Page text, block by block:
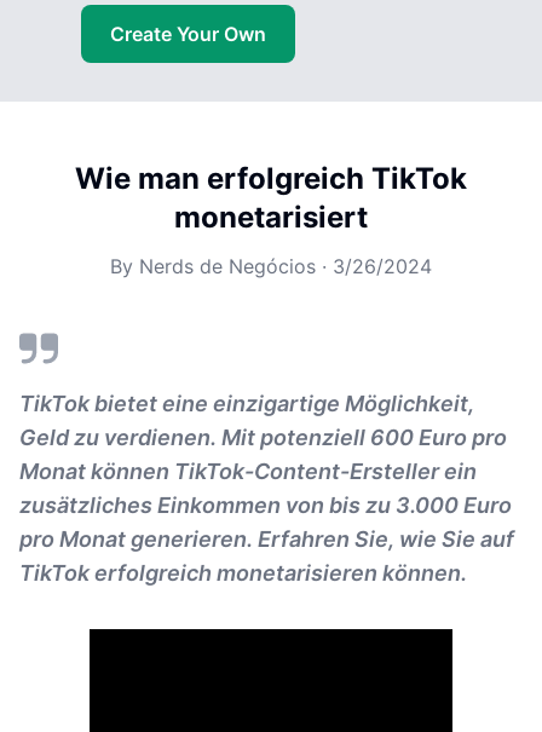
Create Your Own
Wie man erfolgreich TikTok
monetarisiert
By Nerds de Negócios · 3/26/2024
TikTok bietet eine einzigartige Möglichkeit,
Geld zu verdienen. Mit potenziell 600 Euro pro
Monat können TikTok-Content-Ersteller ein
zusätzliches Einkommen von bis zu 3.000 Euro
pro Monat generieren. Erfahren Sie, wie Sie auf
TikTok erfolgreich monetarisieren können.